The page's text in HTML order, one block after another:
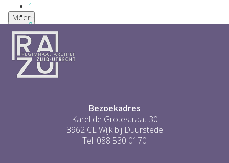
1
...
2
3
4
5
6
...
Meer
Bezoekadres
Karel de Grotestraat 30
3962 CL Wijk bij Duurstede
Tel: 088 530 0170